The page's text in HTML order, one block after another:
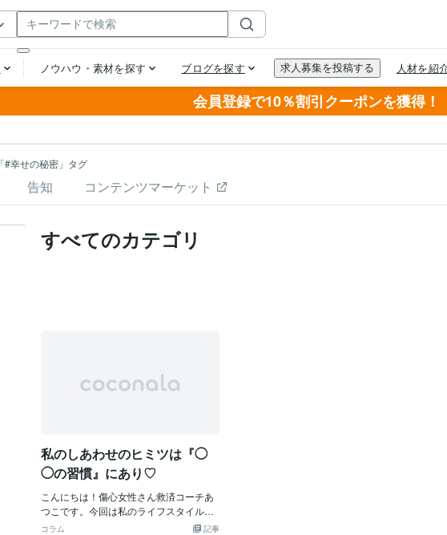
会員登録で10％割引クーポンを獲得！
「#幸せの秘密」タグ
告知 コンテンツマーケット
すべてのカテゴリ
私のしあわせのヒミツは『◯
◯の習慣』にあり♡
こんにちは！傷心女性さん救済コーチあ
つこです。今回は私のライフスタイルを
少しご紹介しようと思います。お茶の時
記事
コラム